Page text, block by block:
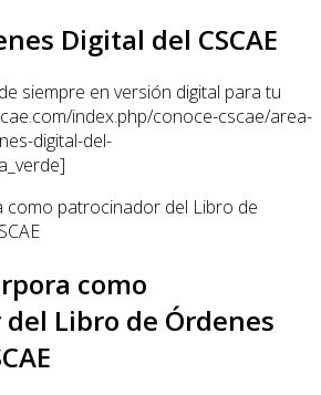
Digital del CSCAE
siempre en versión digital para tu
index.php/conoce-cscae/area-
digital-del-
como
Libro de Órdenes